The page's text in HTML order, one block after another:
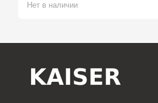
Нет в наличии